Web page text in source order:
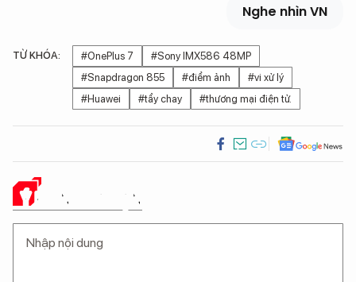
Nghe nhìn VN
TỪ KHÓA: #OnePlus 7
#Sony IMX586 48MP
#Snapdragon 855
#điểm ảnh
#vi xử lý
#Huawei
#tẩy chay #thương mại điện tử.
Ý KIẾN CỦA BẠN